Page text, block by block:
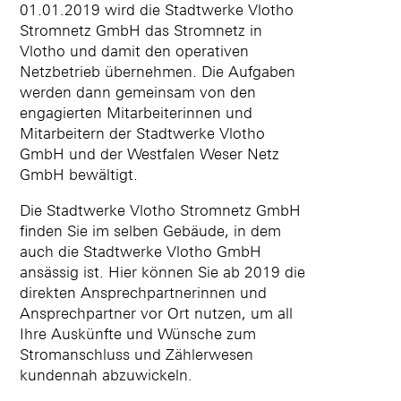
01.01.2019 wird die Stadtwerke Vlotho
Stromnetz GmbH das Stromnetz in
Vlotho und damit den operativen
Netzbetrieb übernehmen. Die Aufgaben
werden dann gemeinsam von den
engagierten Mitarbeiterinnen und
Mitarbeitern der Stadtwerke Vlotho
GmbH und der Westfalen Weser Netz
GmbH bewältigt.
Die Stadtwerke Vlotho Stromnetz GmbH
finden Sie im selben Gebäude, in dem
auch die Stadtwerke Vlotho GmbH
ansässig ist. Hier können Sie ab 2019 die
direkten Ansprechpartnerinnen und
Ansprechpartner vor Ort nutzen, um all
Ihre Auskünfte und Wünsche zum
Stromanschluss und Zählerwesen
kundennah abzuwickeln.